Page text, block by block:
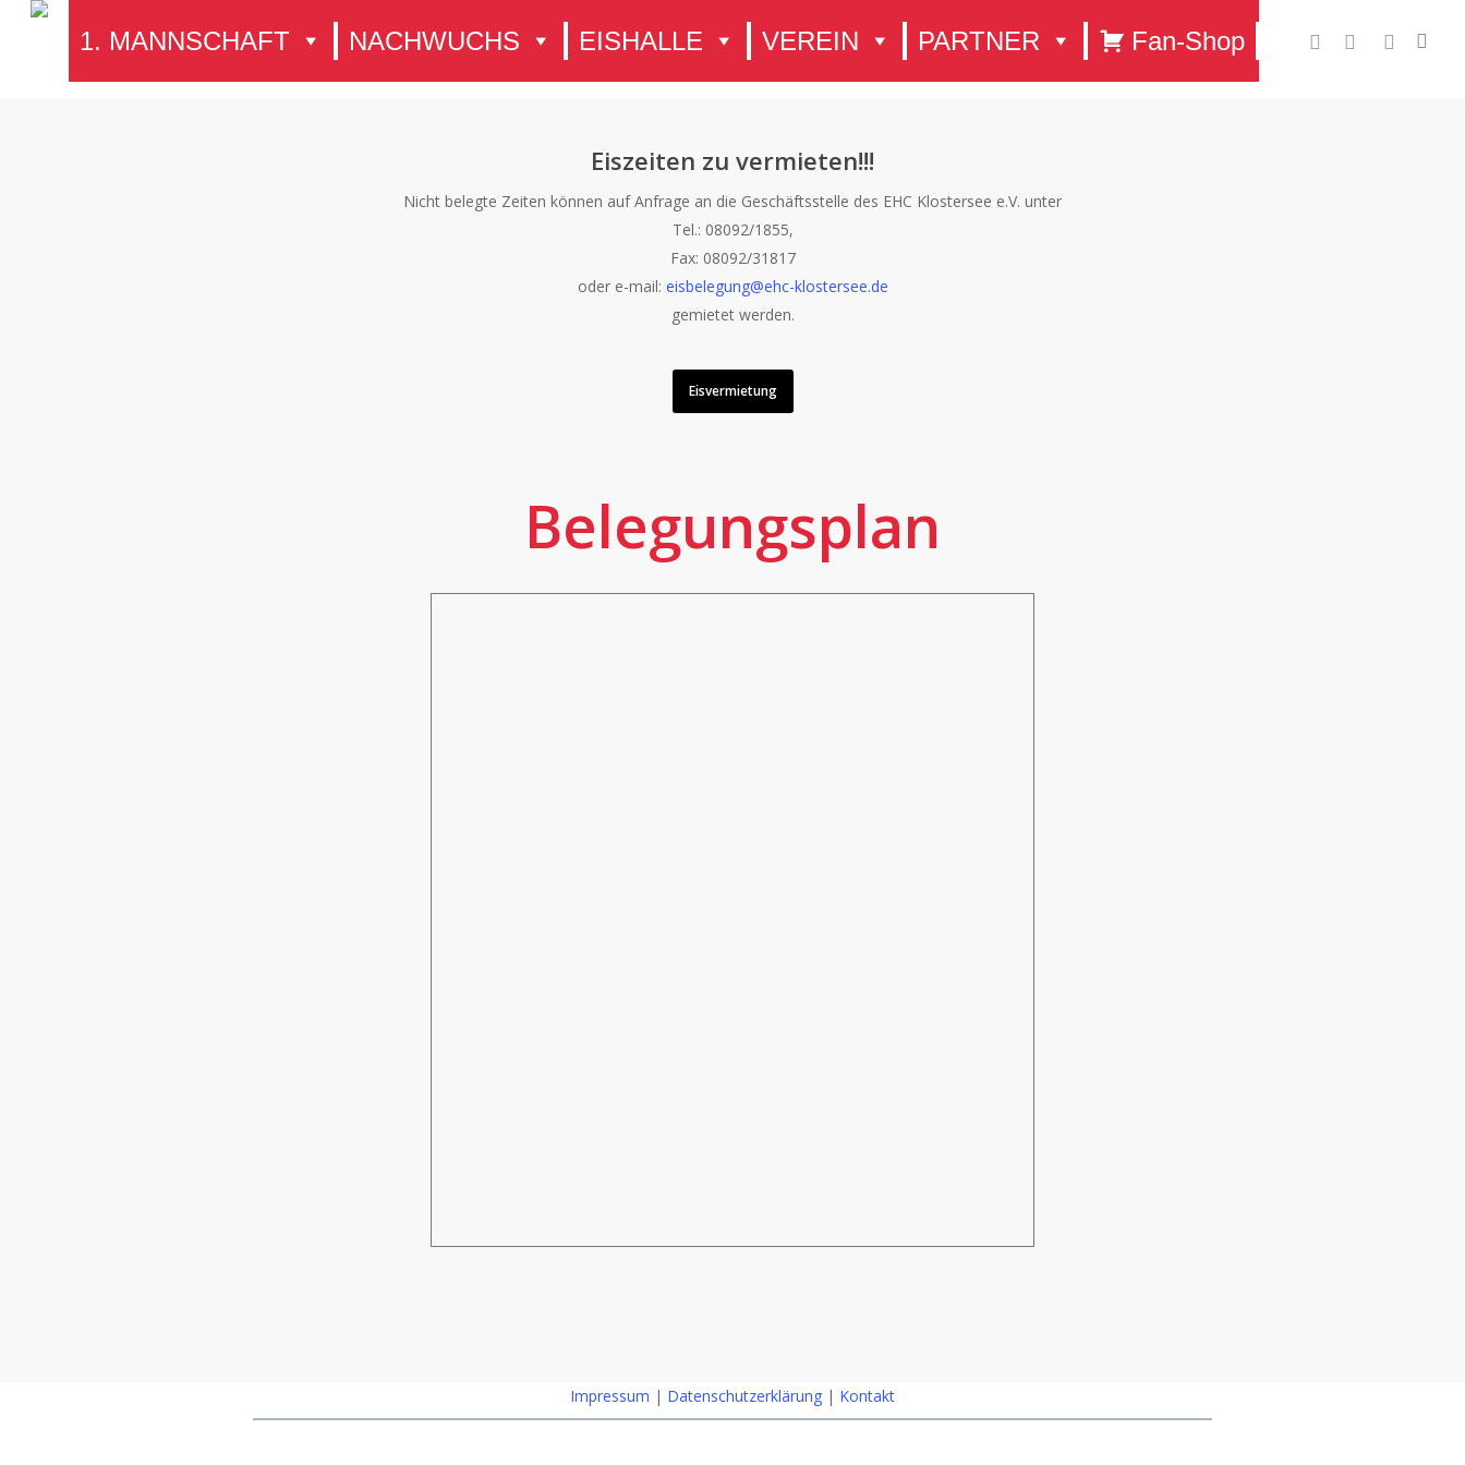
1. MANNSCHAFT NACHWUCHS EISHALLE VEREIN PARTNER Fan-Shop facebookyoutubeinstagram
Eiszeiten zu vermieten!!!
Nicht belegte Zeiten können auf Anfrage an die Geschäftsstelle des EHC Klostersee e.V. unter
Tel.: 08092/1855,
Fax: 08092/31817
oder e-mail: eisbelegung@ehc-klostersee.de
gemietet werden.
Eisvermietung
Belegungsplan
Impressum | Datenschutzerklärung | Kontakt